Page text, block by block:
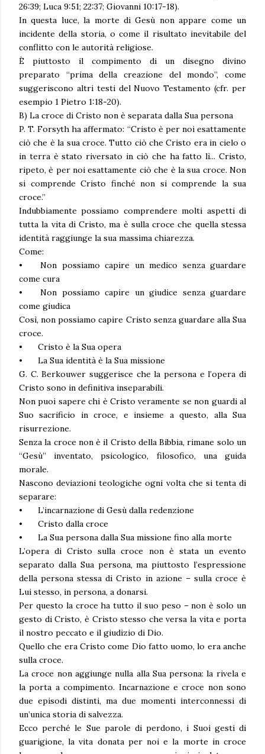
26:39; Luca 9:51; 22:37; Giovanni 10:17-18).
In questa luce, la morte di Gesù non appare come un
incidente della storia, o come il risultato inevitabile del
conflitto con le autorità religiose.
È piuttosto il compimento di un disegno divino
preparato “prima della creazione del mondo”, come
suggeriscono altri testi del Nuovo Testamento (cfr. per
esempio 1 Pietro 1:18-20).
B) La croce di Cristo non è separata dalla Sua persona
P. T. Forsyth ha affermato: “Cristo è per noi esattamente
ciò che è la sua croce. Tutto ciò che Cristo era in cielo o
in terra è stato riversato in ciò che ha fatto lì... Cristo,
ripeto, è per noi esattamente ciò che è la sua croce. Non
si comprende Cristo finché non si comprende la sua
croce.”
Indubbiamente possiamo comprendere molti aspetti di
tutta la vita di Cristo, ma è sulla croce che quella stessa
identità raggiunge la sua massima chiarezza.
Come:
•
Non possiamo capire un medico senza guardare
come cura
•
Non possiamo capire un giudice senza guardare
come giudica
Così, non possiamo capire Cristo senza guardare alla Sua
croce.
•
Cristo è la Sua opera
•
La Sua identità è la Sua missione
G. C. Berkouwer suggerisce che la persona e l’opera di
Cristo sono in definitiva inseparabili.
Non puoi sapere chi è Cristo veramente se non guardi al
Suo sacrificio in croce, e insieme a questo, alla Sua
risurrezione.
Senza la croce non è il Cristo della Bibbia, rimane solo un
“Gesù” inventato, psicologico, filosofico, una guida
morale.
Nascono deviazioni teologiche ogni volta che si tenta di
separare:
•
L’incarnazione di Gesù dalla redenzione
•
Cristo dalla croce
•
La Sua persona dalla Sua missione fino alla morte
L’opera di Cristo sulla croce non è stata un evento
separato dalla Sua persona, ma piuttosto l’espressione
della persona stessa di Cristo in azione – sulla croce è
Lui stesso, in persona, a donarsi.
Per questo la croce ha tutto il suo peso – non è solo un
gesto di Cristo, è Cristo stesso che versa la vita e porta
il nostro peccato e il giudizio di Dio.
Quello che era Cristo come Dio fatto uomo, lo era anche
sulla croce.
La croce non aggiunge nulla alla Sua persona: la rivela e
la porta a compimento. Incarnazione e croce non sono
due episodi distinti, ma due momenti interconnessi di
un’unica storia di salvezza.
Ecco perché le Sue parole di perdono, i Suoi gesti di
guarigione, la vita donata per noi e la morte in croce